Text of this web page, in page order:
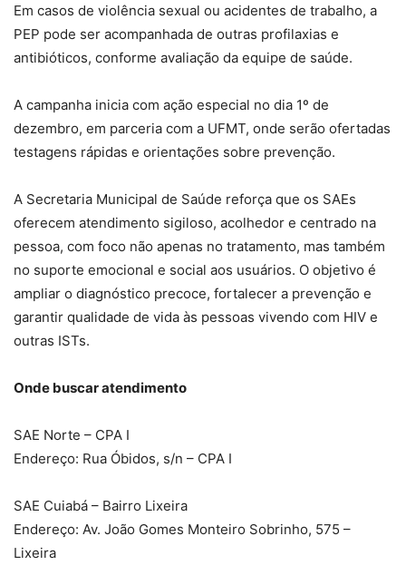
Em casos de violência sexual ou acidentes de trabalho, a
PEP pode ser acompanhada de outras profilaxias e
antibióticos, conforme avaliação da equipe de saúde.
A campanha inicia com ação especial no dia 1º de
dezembro, em parceria com a UFMT, onde serão ofertadas
testagens rápidas e orientações sobre prevenção.
A Secretaria Municipal de Saúde reforça que os SAEs
oferecem atendimento sigiloso, acolhedor e centrado na
pessoa, com foco não apenas no tratamento, mas também
no suporte emocional e social aos usuários. O objetivo é
ampliar o diagnóstico precoce, fortalecer a prevenção e
garantir qualidade de vida às pessoas vivendo com HIV e
outras ISTs.
Onde buscar atendimento
SAE Norte – CPA I
Endereço: Rua Óbidos, s/n – CPA I
SAE Cuiabá – Bairro Lixeira
Endereço: Av. João Gomes Monteiro Sobrinho, 575 –
Lixeira